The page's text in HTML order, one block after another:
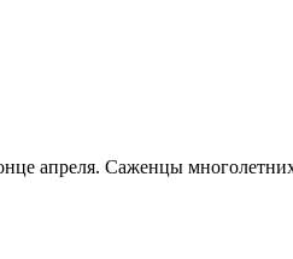
апреля. Саженцы